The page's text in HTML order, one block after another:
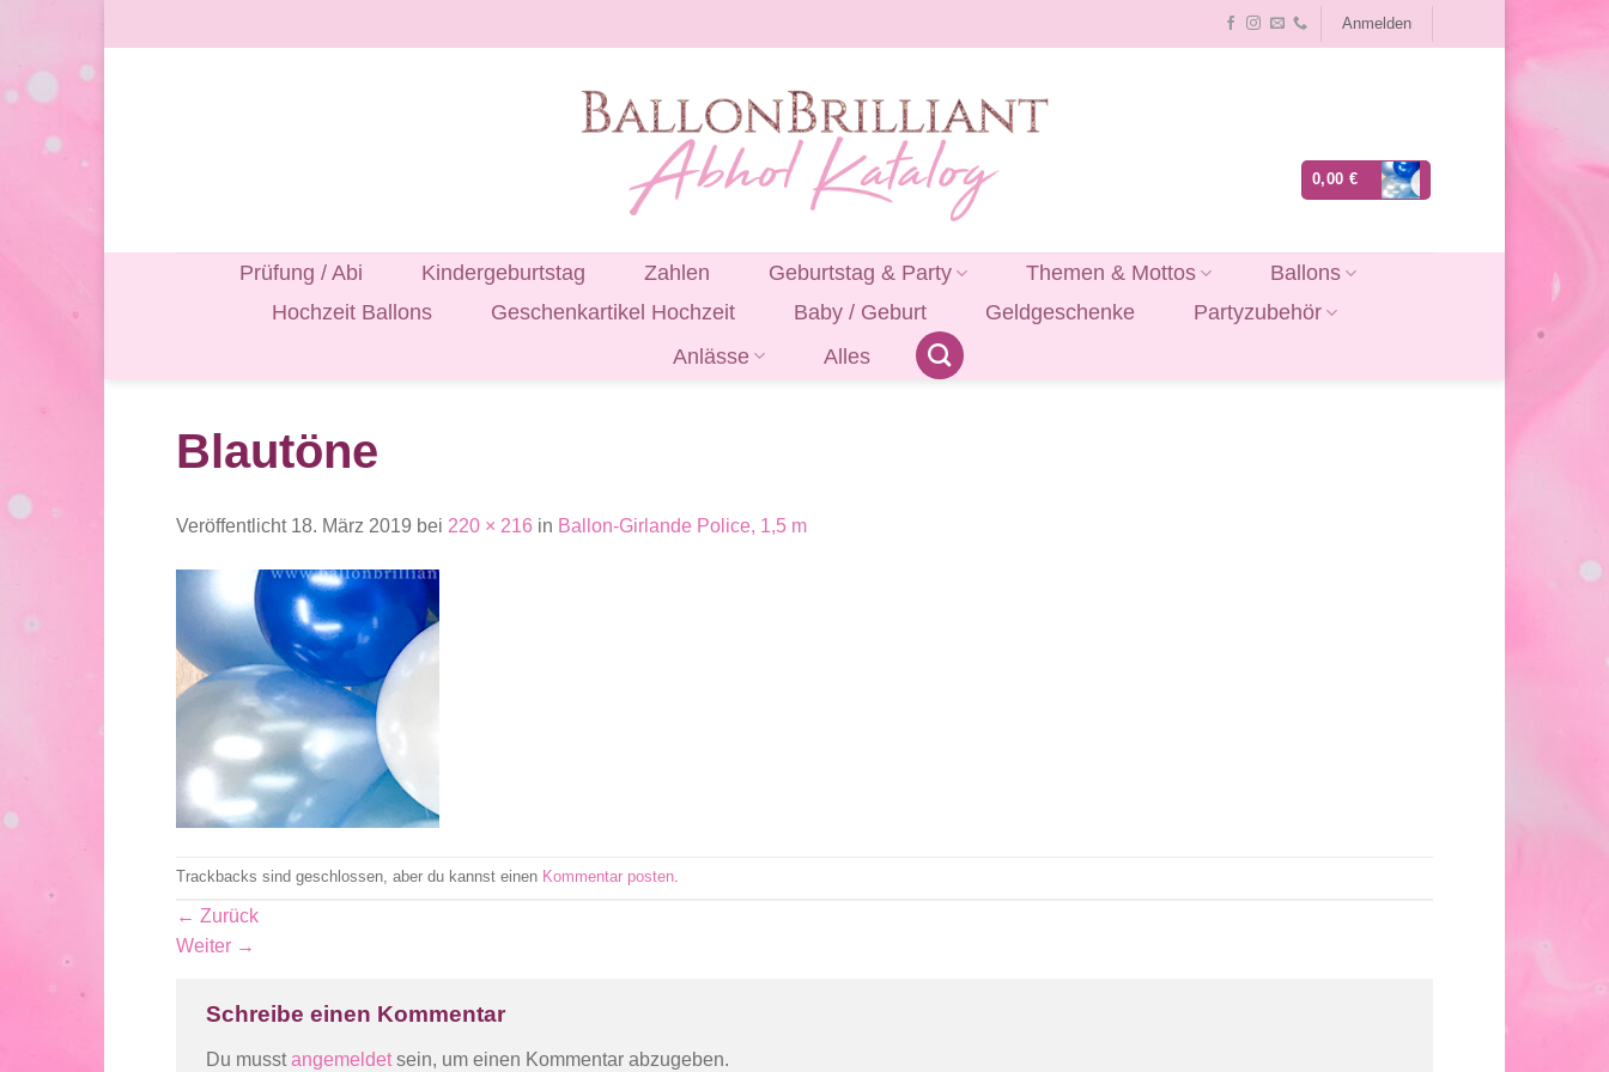
Inhalt
Anmelden
0,00 €
Prüfung / Abi Kindergeburtstag Zahlen Geburtstag & Party Themen & Mottos
Ballons
Hochzeit Ballons
Geschenkartikel Hochzeit Baby / Geburt Geldgeschenke
Partyzubehör
Anlässe
Alles
Blautöne
Veröffentlicht 18. März 2019 bei 220 × 216 in Ballon-Girlande Police, 1,5 m
Trackbacks sind geschlossen, aber du kannst einen Kommentar posten.
← Zurück
Weiter →
Schreibe einen Kommentar
Du musstangemeldetsein, um einen Kommentar abzugeben.